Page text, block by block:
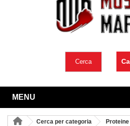
Cerca
MENU
Cerca per categoria Proteine